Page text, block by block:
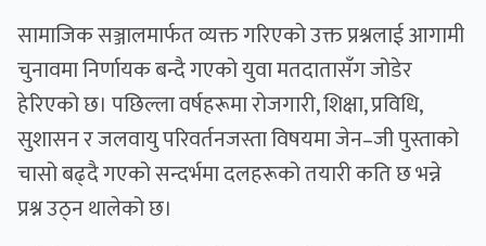
सामाजिक सञ्जालमार्फत व्यक्त गरिएको उक्त प्रश्नलाई आगामी
चुनावमा निर्णायक बन्दै गएको युवा मतदातासँग जोडेर
हेरिएको छ। पछिल्ला वर्षहरूमा रोजगारी, शिक्षा, प्रविधि,
सुशासन र जलवायु परिवर्तनजस्ता विषयमा जेन–जी पुस्ताको
चासो बढ्दै गएको सन्दर्भमा दलहरूको तयारी कति छ भन्ने
प्रश्न उठ्न थालेको छ।